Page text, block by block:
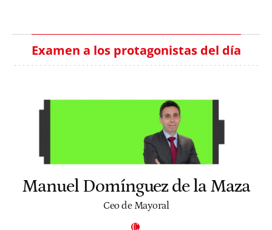
Examen a los protagonistas del día
Manuel Domínguez de la Maza
Ceo de Mayoral